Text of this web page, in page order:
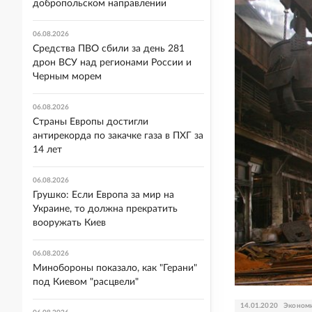
14.01.2020
добропольском направлении
06.08.2026
Средства ПВО сбили за день 281
дрон ВСУ над регионами России и
Черным морем
06.08.2026
Страны Европы достигли
антирекорда по закачке газа в ПХГ за
14 лет
06.08.2026
Грушко: Если Европа за мир на
Украине, то должна прекратить
вооружать Киев
06.08.2026
Минобороны показало, как "Герани"
под Киевом "расцвели"